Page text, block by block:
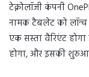
टेक्नोलॉजी कंपनी
नामक टैबलेट को
एक सस्ता वैरिएंट
होगा, और इसकी